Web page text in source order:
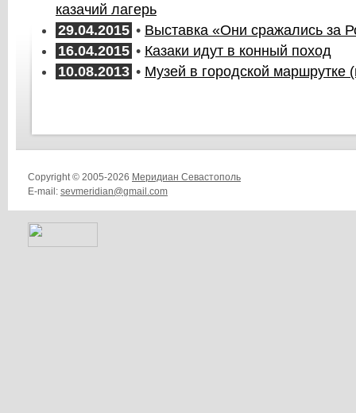
казачий лагерь
29.04.2015 • Выставка «Они сражались за
16.04.2015 • Казаки идут в конный поход
10.08.2013 • Музей в городской маршрутке
Copyright © 2005-2026 Меридиан Севастополь
E-mail: sevmeridian@gmail.com